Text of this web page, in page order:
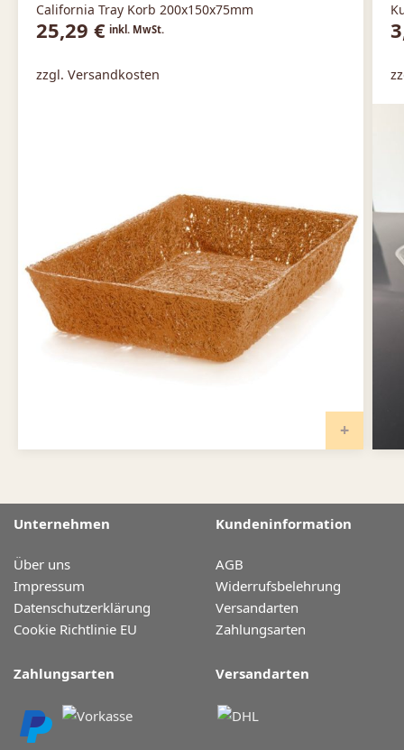
California Tray Korb 200x150x75mm
25,29 € inkl. MwSt.
zzgl. Versandkosten
Unternehmen
Über uns
Impressum
Datenschutzerklärung
Cookie Richtlinie EU
Kundeninformation
AGB
Widerrufsbelehrung
Versandarten
Zahlungsarten
Zahlungsarten Versandarten